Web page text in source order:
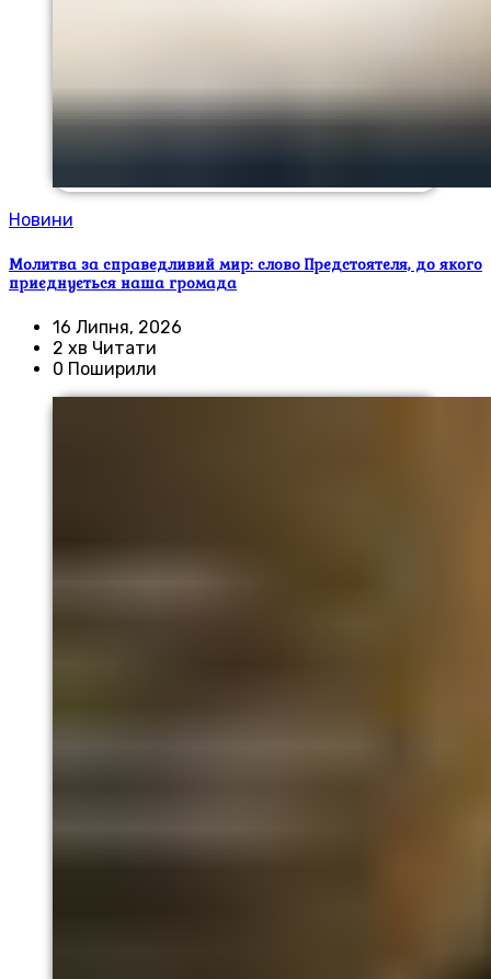
Новини
Молитва за справедливий мир: слово Предстоятеля, до якого
приєднується наша громада
16 Липня, 2026
2 хв Читати
0 Поширили